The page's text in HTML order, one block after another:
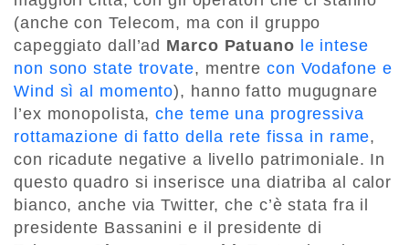
(anche con Telecom, ma con il gruppo
capeggiato dall’ad Marco Patuano le intese
non sono state trovate, mentre con Vodafone e
Wind sì al momento), hanno fatto mugugnare
l’ex monopolista,che teme una progressiva
rottamazione di fatto della rete fissa in rame,
con ricadute negative a livello patrimoniale. In
questo quadro si inserisce una diatriba al calor
bianco, anche via Twitter, che c’è stata fra il
presidente Bassanini e il presidente di